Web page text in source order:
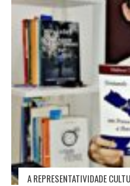
A REPRESENTATIVIDADE